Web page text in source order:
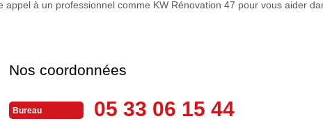
à un professionnel comme KW Rénovation 47 pour vous aider
Nos coordonnées
Bureau 05 33 06 15 44